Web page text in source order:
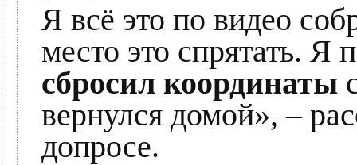
Я всё это по видео
место это спрятать. Я
сбросил координаты
вернулся домой», –
допросе.